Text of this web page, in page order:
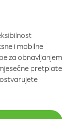
i mobilne
za obnavljanjem
pretplate